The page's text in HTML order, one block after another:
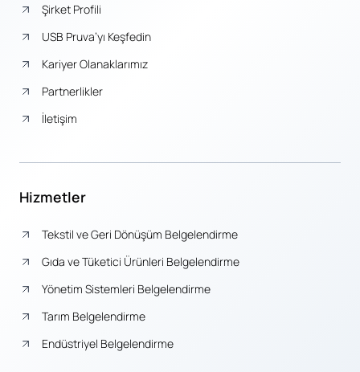
Şirket Profili
USB Pruva’yı Keşfedin
Kariyer Olanaklarımız
Partnerlikler
İletişim
Hizmetler
Tekstil ve Geri Dönüşüm Belgelendirme
Gıda ve Tüketici Ürünleri Belgelendirme
Yönetim Sistemleri Belgelendirme
Tarım Belgelendirme
Endüstriyel Belgelendirme